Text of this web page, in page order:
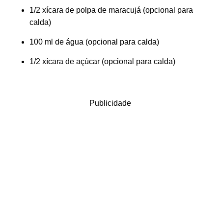
1/2 xícara de polpa de maracujá (opcional para
calda)
100 ml de água (opcional para calda)
1/2 xícara de açúcar (opcional para calda)
Publicidade